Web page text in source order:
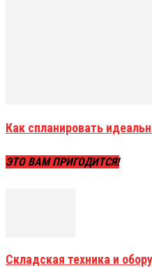
Как спланировать
ЭТО ВАМ ПРИГОДИТСЯ!
Складская техника и